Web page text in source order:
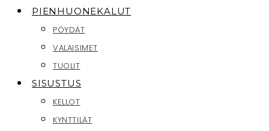
PIENHUONEKALUT
PÖYDÄT
VALAISIMET
TUOLIT
SISUSTUS
KELLOT
KYNTTILÄT